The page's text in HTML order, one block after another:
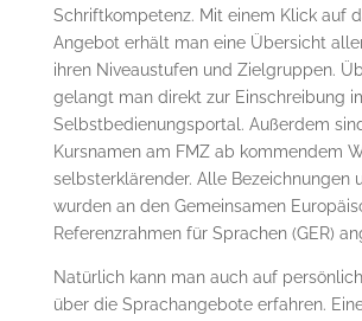
Schriftkompetenz. Mit einem Klick auf
Angebot erhält man eine Übersicht
ihren Niveaustufen und Zielgruppen.
gelangt man direkt zur Einschreibung
Selbstbedienungsportal. Außerdem
Kursnamen am FMZ ab kommendem
selbsterklärender. Alle Bezeichnungen
wurden an den Gemeinsamen
Referenzrahmen für Sprachen (GER)
Natürlich kann man auch auf
über die Sprachangebote erfahren.